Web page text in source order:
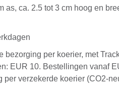
as, ca. 2.5 tot 3 cm hoog en
bezorging per koerier, met
EUR 10. Bestellingen vanaf
per verzekerde koerier (CO2-